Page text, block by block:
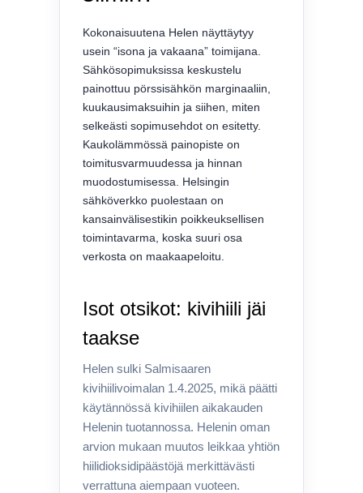
Kokonaisuutena Helen näyttäytyy
usein “isona ja vakaana” toimijana.
Sähkösopimuksissa keskustelu
painottuu pörssisähkön marginaaliin,
kuukausimaksuihin ja siihen, miten
selkeästi sopimusehdot on esitetty.
Kaukolämmössä painopiste on
toimitusvarmuudessa ja hinnan
muodostumisessa. Helsingin
sähköverkko puolestaan on
kansainvälisestikin poikkeuksellisen
toimintavarma, koska suuri osa
verkosta on maakaapeloitu.
Isot otsikot: kivihiili jäi
taakse
Helen sulki Salmisaaren
kivihiilivoimalan 1.4.2025, mikä päätti
käytännössä kivihiilen aikakauden
Helenin tuotannossa. Helenin oman
arvion mukaan muutos leikkaa yhtiön
hiilidioksidipäästöjä merkittävästi
verrattuna aiempaan vuoteen.